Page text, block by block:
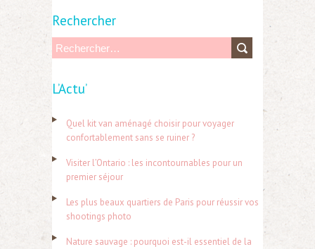
Rechercher
c
h
r
L’Actu’
Quel kit van aménagé choisir pour voyager
confortablement sans se ruiner ?
Visiter l’Ontario : les incontournables pour un
premier séjour
Les plus beaux quartiers de Paris pour réussir vos
shootings photo
Nature sauvage : pourquoi est-il essentiel de la